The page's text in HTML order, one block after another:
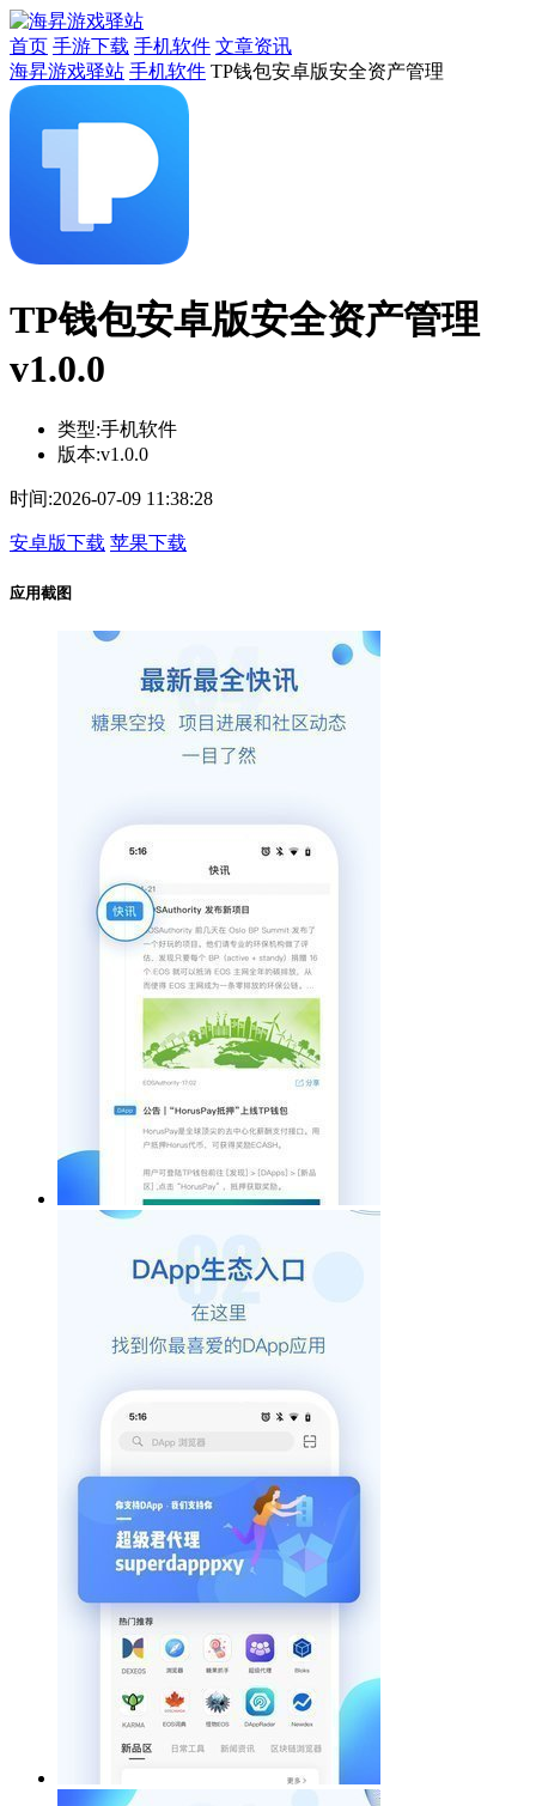
首页 手游下载 手机软件 文章资讯
海昇游戏驿站 手机软件 TP钱包安卓版安全资产管理
TP钱包安卓版安全资产管理
v1.0.0
类型:手机软件
版本:v1.0.0
时间:2026-07-09 11:38:28
安卓版下载 苹果下载
应用截图